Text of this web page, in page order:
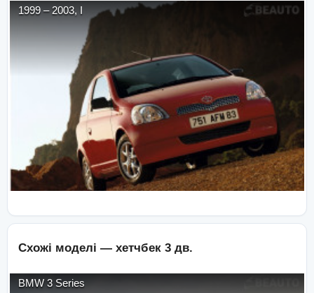
1999 – 2003, I
Схожі моделі — хетчбек 3 дв.
BMW 3 Series